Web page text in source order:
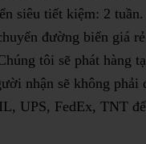
siêu tiết kiệm: 2 tuần.
đường biển giá
tôi sẽ phát hàng
nhận sẽ không phải
UPS, FedEx, TNT